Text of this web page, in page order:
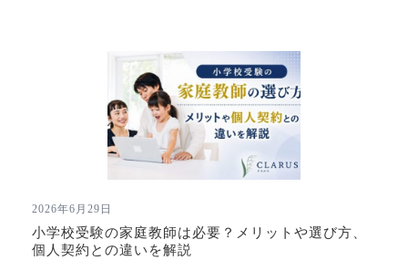
2026年6月29日
小学校受験の家庭教師は必要？メリットや選び方、
個人契約との違いを解説